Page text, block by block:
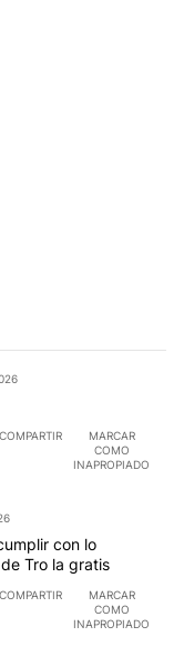
COMPARTIR
MARCAR
COMO
INAPROPIADO
con lo
Tro la gratis
COMPARTIR
MARCAR
COMO
INAPROPIADO